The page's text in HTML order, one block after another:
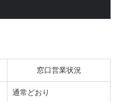
窓口営業状況
通常どおり